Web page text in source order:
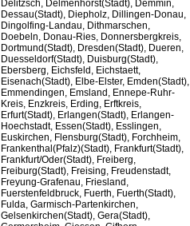
Delitzsch, Delmenhorst(Stadt), Demmin,
Dessau(Stadt), Diepholz, Dillingen-Donau,
Dingolfing-Landau, Dithmarschen,
Doebeln, Donau-Ries, Donnersbergkreis,
Dortmund(Stadt), Dresden(Stadt), Dueren,
Duesseldorf(Stadt), Duisburg(Stadt),
Ebersberg, Eichsfeld, Eichstaett,
Eisenach(Stadt), Elbe-Elster, Emden(Stadt),
Emmendingen, Emsland, Ennepe-Ruhr-
Kreis, Enzkreis, Erding, Erftkreis,
Erfurt(Stadt), Erlangen(Stadt), Erlangen-
Hoechstadt, Essen(Stadt), Esslingen,
Euskirchen, Flensburg(Stadt), Forchheim,
Frankenthal(Pfalz)(Stadt), Frankfurt(Stadt),
Frankfurt/Oder(Stadt), Freiberg,
Freiburg(Stadt), Freising, Freudenstadt,
Freyung-Grafenau, Friesland,
Fuerstenfeldbruck, Fuerth, Fuerth(Stadt),
Fulda, Garmisch-Partenkirchen,
Gelsenkirchen(Stadt), Gera(Stadt),